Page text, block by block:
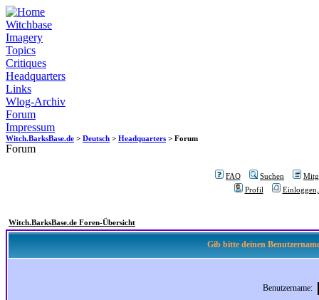
Witchbase
Imagery
Topics
Critiques
Headquarters
Links
Wlog-Archiv
Forum
Impressum
Witch.BarksBase.de > Deutsch > Headquarters > Forum
Forum
FAQ Suchen
Profil
Witch.BarksBase.de Foren-Übersicht
Gib bitte deinen
Benutzername: